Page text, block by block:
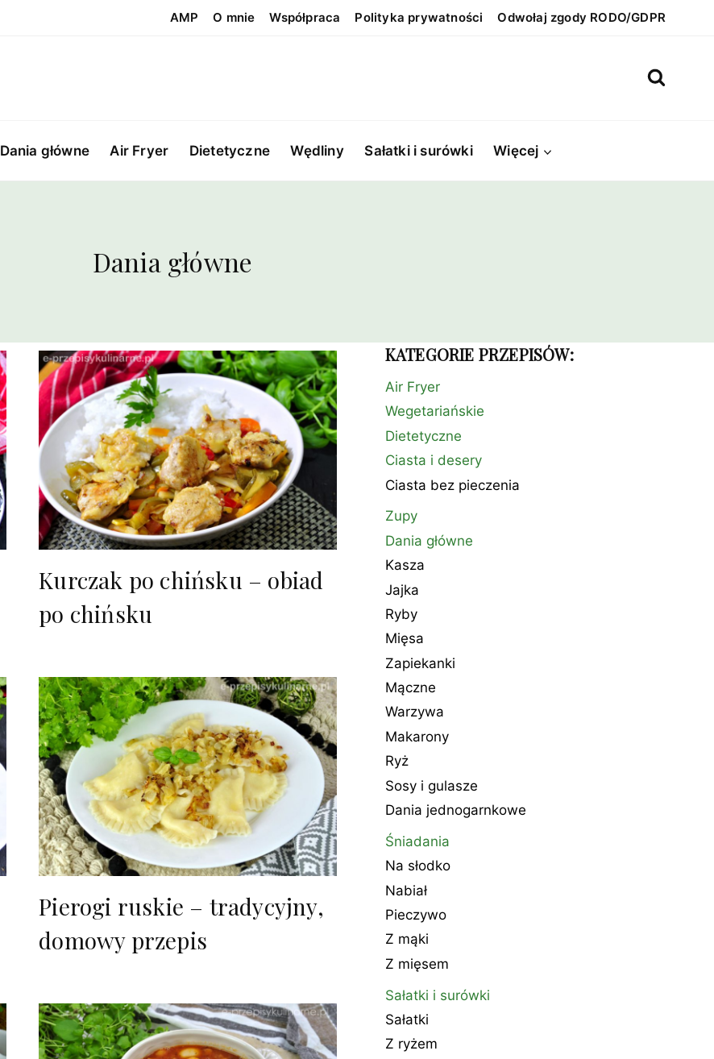
AMP O mnie Współpraca Polityka prywatności Odwołaj zgody RODO/GDPR
Dania główne Air Fryer Dietetyczne Wędliny Sałatki i surówki Więcej
Dania główne
Kurczak po chińsku – obiad
po chińsku
Pierogi ruskie – tradycyjny,
domowy przepis
KATEGORIE PRZEPISÓW:
Air Fryer
Wegetariańskie
Dietetyczne
Ciasta i desery
Ciasta bez pieczenia
Zupy
Dania główne
Kasza
Jajka
Ryby
Mięsa
Zapiekanki
Mączne
Warzywa
Makarony
Ryż
Sosy i gulasze
Dania jednogarnkowe
Śniadania
Na słodko
Nabiał
Pieczywo
Z mąki
Z mięsem
Sałatki i surówki
Sałatki
Z ryżem